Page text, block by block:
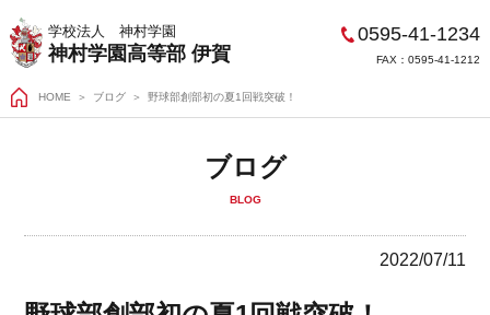
学校法人 神村学園
神村学園高等部 伊賀
0595-41-1234
FAX：0595-41-1212
HOME ＞ ブログ 野球部創部初の夏1回戦突破！
ブログ
BLOG
2022/07/11